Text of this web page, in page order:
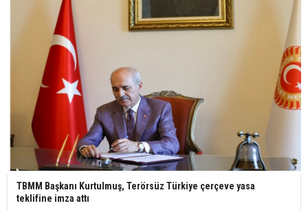
TBMM Başkanı Kurtulmuş, Terörsüz Türkiye çerçeve yasa
teklifine imza attı